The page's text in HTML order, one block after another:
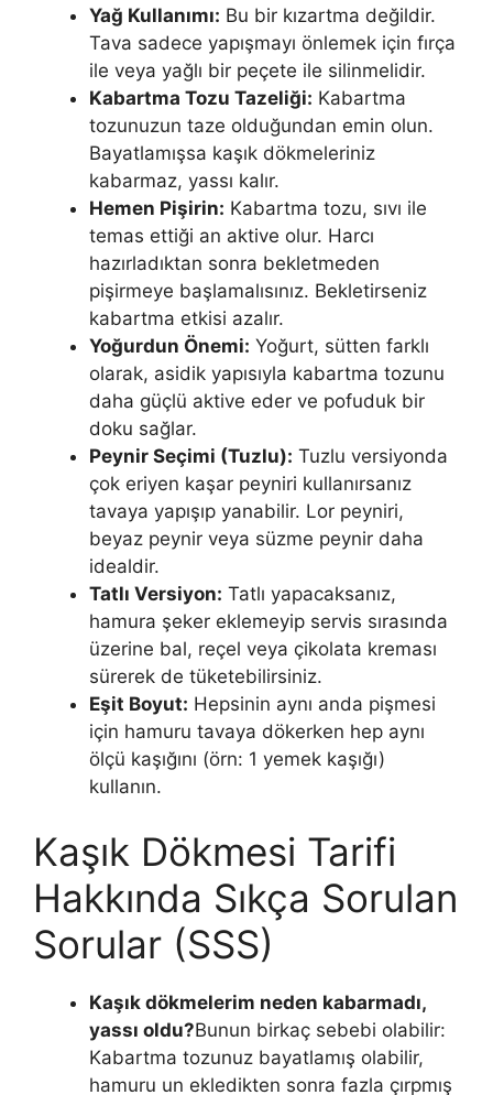
Yağ Kullanımı: Bu bir kızartma değildir.
Tava sadece yapışmayı önlemek için fırça
ile veya yağlı bir peçete ile silinmelidir.
Kabartma Tozu Tazeliği: Kabartma
tozunuzun taze olduğundan emin olun.
Bayatlamışsa kaşık dökmeleriniz
kabarmaz, yassı kalır.
Hemen Pişirin: Kabartma tozu, sıvı ile
temas ettiği an aktive olur. Harcı
hazırladıktan sonra bekletmeden
pişirmeye başlamalısınız. Bekletirseniz
kabartma etkisi azalır.
Yoğurdun Önemi: Yoğurt, sütten farklı
olarak, asidik yapısıyla kabartma tozunu
daha güçlü aktive eder ve pofuduk bir
doku sağlar.
Peynir Seçimi (Tuzlu): Tuzlu versiyonda
çok eriyen kaşar peyniri kullanırsanız
tavaya yapışıp yanabilir. Lor peyniri,
beyaz peynir veya süzme peynir daha
idealdir.
Tatlı Versiyon: Tatlı yapacaksanız,
hamura şeker eklemeyip servis sırasında
üzerine bal, reçel veya çikolata kreması
sürerek de tüketebilirsiniz.
Eşit Boyut: Hepsinin aynı anda pişmesi
için hamuru tavaya dökerken hep aynı
ölçü kaşığını (örn: 1 yemek kaşığı)
kullanın.
Kaşık Dökmesi Tarifi
Hakkında Sıkça Sorulan
Sorular (SSS)
Kaşık dökmelerim neden kabarmadı,
yassı oldu?Bunun birkaç sebebi olabilir:
Kabartma tozunuz bayatlamış olabilir,
hamuru un ekledikten sonra fazla çırpmış